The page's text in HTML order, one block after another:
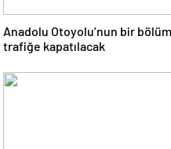
Anadolu Otoyolu’nun bir
trafiğe kapatılacak